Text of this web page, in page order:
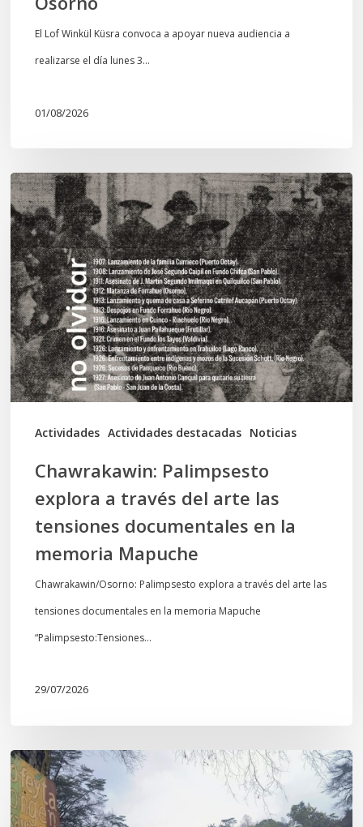
El Lof Winkül Küsra convoca a apoyar nueva audiencia a
realizarse el día lunes 3…
01/08/2026
Actividades Actividades destacadas Noticias
Chawrakawin:
Palimpsesto
explora
a
través
del
arte
las
tensiones
documentales
memoria
Mapuche
Chawrakawin: Palimpsesto
explora a través del arte las
tensiones documentales en la
memoria Mapuche
Chawrakawin/Osorno: Palimpsesto explora a través del arte las
tensiones documentales en la memoria Mapuche
“Palimpsesto:Tensiones…
29/07/2026
En
defensa
del